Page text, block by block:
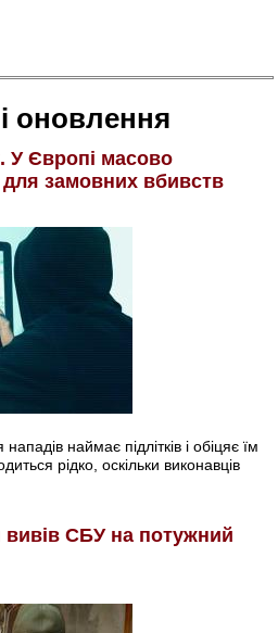
оновлення
У Європі масово
для замовних вбивств
наймає підлітків і обіцяє їм
рідко, оскільки виконавців
СБУ на потужний